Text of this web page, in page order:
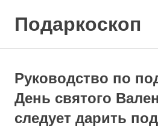
Подаркоскоп
подарить
Руководство по
День святого
следует дарить